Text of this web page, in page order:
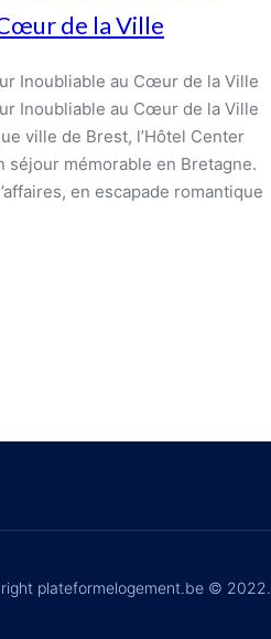
de la Ville
Inoubliable au Cœur de la Ville
Inoubliable au Cœur de la Ville
ville de Brest, l’Hôtel Center
séjour mémorable en Bretagne.
en escapade romantique
plateformelogement.be © 2022.